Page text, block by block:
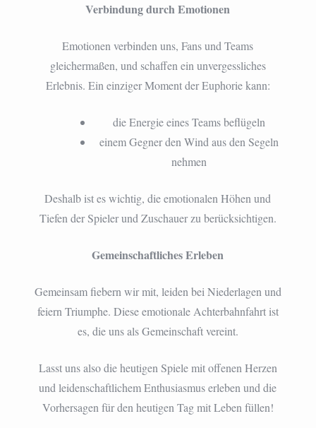
Verbindung durch Emotionen
Emotionen verbinden uns, Fans und Teams
gleichermaßen, und schaffen ein unvergessliches
Erlebnis. Ein einziger Moment der Euphorie kann:
die Energie eines Teams beflügeln
einem Gegner den Wind aus den Segeln
nehmen
Deshalb ist es wichtig, die emotionalen Höhen und
Tiefen der Spieler und Zuschauer zu berücksichtigen.
Gemeinschaftliches Erleben
Gemeinsam fiebern wir mit, leiden bei Niederlagen und
feiern Triumphe. Diese emotionale Achterbahnfahrt ist
es, die uns als Gemeinschaft vereint.
Lasst uns also die heutigen Spiele mit offenen Herzen
und leidenschaftlichem Enthusiasmus erleben und die
Vorhersagen für den heutigen Tag mit Leben füllen!